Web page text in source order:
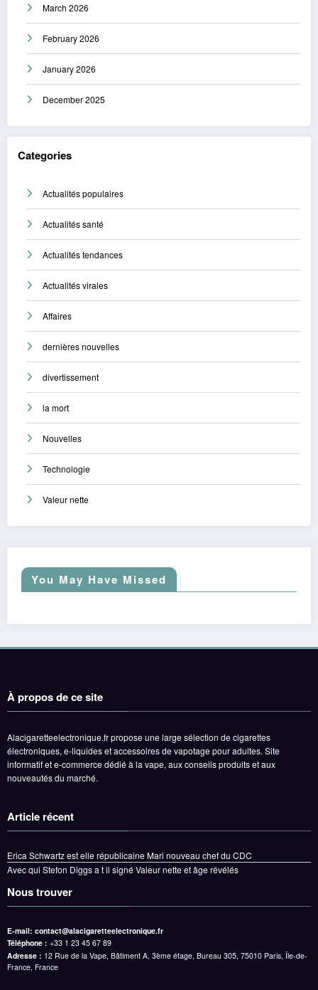
March 2026
February 2026
January 2026
December 2025
Categories
Actualités populaires
Actualités santé
Actualités tendances
Actualités virales
Affaires
dernières nouvelles
divertissement
la mort
Nouvelles
Technologie
Valeur nette
You May Have Missed
À propos de ce site
Alacigaretteelectronique.fr propose une large sélection de cigarettes
électroniques, e-liquides et accessoires de vapotage pour adultes. Site
informatif et e-commerce dédié à la vape, aux conseils produits et aux
nouveautés du marché.
Article récent
Erica Schwartz est elle républicaine Mari nouveau chef du CDC
Avec qui Stefon Diggs a t il signé Valeur nette et âge révélés
Nous trouver
E-mail: contact@alacigaretteelectronique.fr
Téléphone : +33 1 23 45 67 89
Adresse : 12 Rue de la Vape, Bâtiment A, 3ème étage, Bureau 305, 75010 Paris, Île-de-
France, France